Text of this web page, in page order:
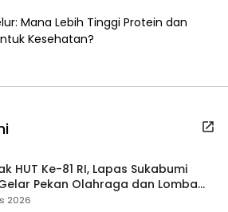
Mana Lebih Tinggi Protein dan
Kesehatan?
HUT Ke-81 RI, Lapas Sukabumi
Pekan Olahraga dan Lomba
2026